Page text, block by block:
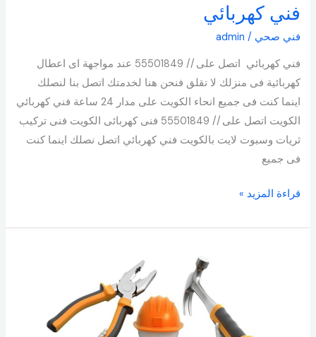
فني كهربائي
فني صحي /
admin
فني كهربائي اتصل على // 55501849 عند مواجهة اى اعطال
كهربائية فى منزلك لا تقلق فنحن هنا لخدمتك اتصل بنا لنصلك
اينما كنت فى جميع انحاء الكويت على مدار 24 ساعة فني كهربائي
الكويت اتصل على // 55501849 فنى كهربائى الكويت فنى تركيب
ثريات وسبوت لايت بالكويت فني كهربائي اتصل نصلك اينما كنت
فى جميع
قراءة المزيد »